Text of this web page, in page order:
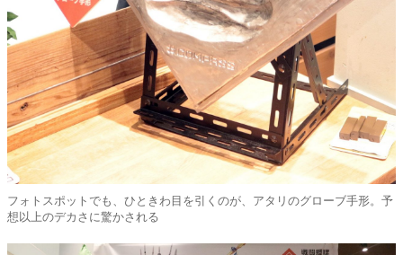
フォトスポットでも、ひときわ目を引くのが、アタリのグローブ手形。予
想以上のデカさに驚かされる